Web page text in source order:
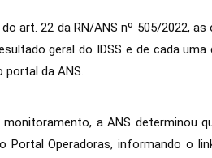
art. 22 da RN/ANS nº 505/2022,
geral do IDSS e de cada
portal da ANS.
a ANS determinou
Portal Operadoras, informando o